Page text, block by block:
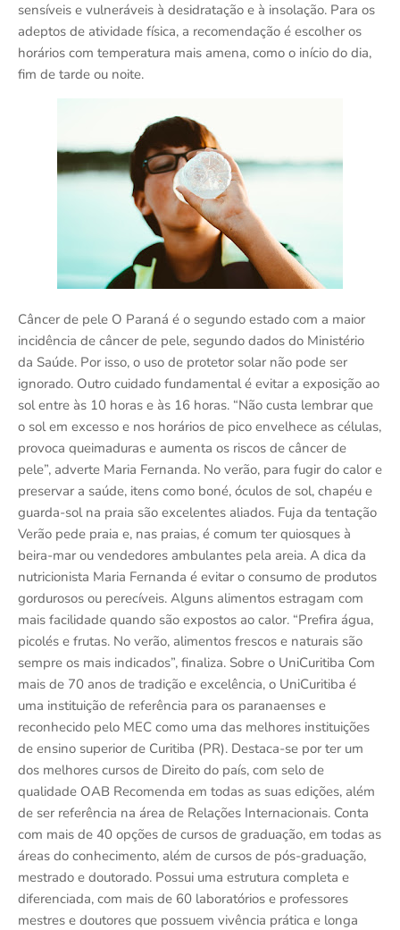
sensíveis e vulneráveis à desidratação e à insolação. Para os
adeptos de atividade física, a recomendação é escolher os
horários com temperatura mais amena, como o início do dia,
fim de tarde ou noite.
Câncer de pele O Paraná é o segundo estado com a maior
incidência de câncer de pele, segundo dados do Ministério
da Saúde. Por isso, o uso de protetor solar não pode ser
ignorado. Outro cuidado fundamental é evitar a exposição ao
sol entre às 10 horas e às 16 horas. “Não custa lembrar que
o sol em excesso e nos horários de pico envelhece as células,
provoca queimaduras e aumenta os riscos de câncer de
pele”, adverte Maria Fernanda. No verão, para fugir do calor e
preservar a saúde, itens como boné, óculos de sol, chapéu e
guarda-sol na praia são excelentes aliados. Fuja da tentação
Verão pede praia e, nas praias, é comum ter quiosques à
beira-mar ou vendedores ambulantes pela areia. A dica da
nutricionista Maria Fernanda é evitar o consumo de produtos
gordurosos ou perecíveis. Alguns alimentos estragam com
mais facilidade quando são expostos ao calor. “Prefira água,
picolés e frutas. No verão, alimentos frescos e naturais são
sempre os mais indicados”, finaliza. Sobre o UniCuritiba Com
mais de 70 anos de tradição e excelência, o UniCuritiba é
uma instituição de referência para os paranaenses e
reconhecido pelo MEC como uma das melhores instituições
de ensino superior de Curitiba (PR). Destaca-se por ter um
dos melhores cursos de Direito do país, com selo de
qualidade OAB Recomenda em todas as suas edições, além
de ser referência na área de Relações Internacionais. Conta
com mais de 40 opções de cursos de graduação, em todas as
áreas do conhecimento, além de cursos de pós-graduação,
mestrado e doutorado. Possui uma estrutura completa e
diferenciada, com mais de 60 laboratórios e professores
mestres e doutores que possuem vivência prática e longa